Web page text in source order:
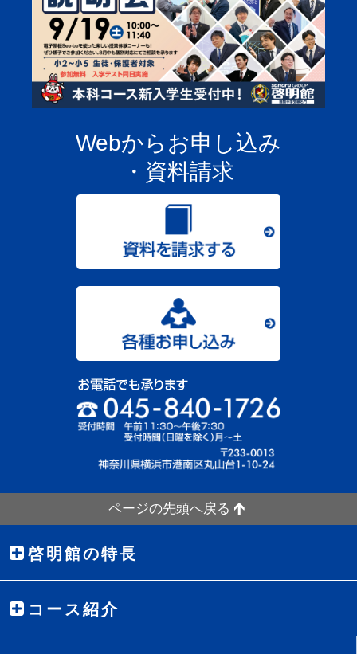
Webからお申し込み
・資料請求
ページの先頭へ戻る
啓明館の特長
コース紹介